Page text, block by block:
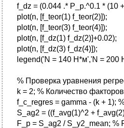
f_dz = (0.044 .* P_p.^0.1 * (10
plot(n, [f_teor(1) f_teor(2)]);
plot(n, [f_teor(3) f_teor(4)]);
plot(n, [f_dz(1) f_dz(2)]+0.02);
plot(n, [f_dz(3) f_dz(4)]);
legend('N = 140 Н*м','N =
% Проверка уравнения
k = 2; % Количество
f_c_regres = gamma - (k + 1);
S_ag2 = ((f_avg(1)^2 +
F_p = S_ag2 / S_y2_mean; %